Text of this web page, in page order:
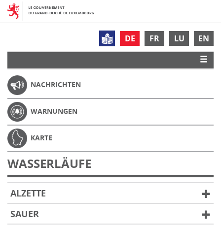
DE FR LU EN
NACHRICHTEN
WARNUNGEN
KARTE
WASSERLÄUFE
ALZETTE
SAUER